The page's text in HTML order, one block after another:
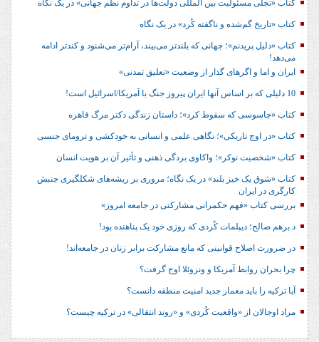
کتاب «تجلی مسئولیت بین المللی دولت‌ها در تداوم نظم جهانی» در یک نگاه
کتاب «تاریخ گم‌شده و ناگفته کُرد» در یک نگاه
کتاب «دلیل پریدنم»؛ جهانی که بلندتر می‌بیند، آرام‌تر می‌شنود و کندتر ادامه
می‌دهد!
ایران و اما و اگرهای گذار از وضعیت «تعلیق تمدنی»
10 دلیلی که بر اساس آنها ایران پیروز جنگ با آمریکا/اسرائیل است!
کتاب «جاسوسی که سقوط کرد»؛ داستان زندگی دکتر مرگ قاهره
کتاب «در اوج تاریکی»؛ نگاهی علمی و انسانی به خودکشی و ترومای جنسی
کتاب «شخصیت نوکر»؛ واکاوی بردگی ذهنی و تأثیر آن بر هویت انسان
کتاب «شوق یک خیز بلند» در یک نگاه؛ مروری بر ریشه‌های شکل‎گیری جنبش
کارگری در ایران
بررسی کتاب «فهم حکمرانی مشارکتی در جامعه امروز»
د.برهم صالح؛ دیپلمات کُردی که روزی خود یک پناهنده بود!
در ضرورت اصلاح قوانینی که مانع مشارکت برابر زنان در جامعه‌اند!
چرا بحران روابط آمریکا و ونزوئلا اوج گرفت؟
آیا ترکیه را باید معمار جدید امنیت منطقه دانست؟
مراد اوجالان از «واقعیت کُردی» و «روند انتقالی» در ترکیه چیست؟